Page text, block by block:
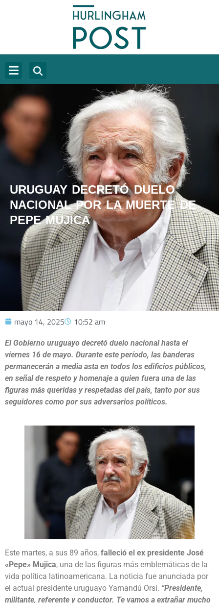
URUGUAY DECRETÓ DUELO
NACIONAL POR LA MUERTE DE
PEPE MUJICA
mayo 14, 2025 10:52 am
El Gobierno uruguayo decretó duelo nacional hasta el
viernes 16 de mayo. Durante este período, las banderas
permanecerán a media asta en todos los edificios públicos,
en señal de respeto y homenaje a quien fuera una de las
figuras más queridas y respetadas del país, tanto por sus
seguidores como por sus adversarios políticos.
Este martes, a sus 89 años, falleció el ex presidente José
«Pepe» Mujica, una de las figuras más emblemáticas de la
vida política latinoamericana. La noticia fue anunciada por
el actual presidente uruguayo Yamandú Orsi. “Presidente,
militante, referente y conductor. Te vamos a extrañar mucho